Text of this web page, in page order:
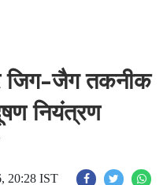
जिग-जैग तकनीक
नियंत्रण
20:28 IST